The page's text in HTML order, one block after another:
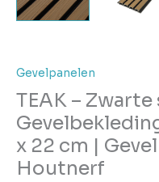
Gevelpanelen
TEAK –
x 22 cm |
Houtnerf
|
3D
aantal